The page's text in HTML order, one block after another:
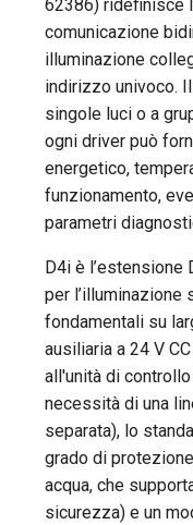
62386) ridefinisce
comunicazione
illuminazione
indirizzo univoco.
singole luci o a
ogni driver può
energetico,
funzionamento,
parametri
D4i è
per l’illuminazione
fondamentali su
ausiliaria a 24 V
all'unità di
necessità di una
separata), lo
grado di
acqua, che
sicurezza) e un